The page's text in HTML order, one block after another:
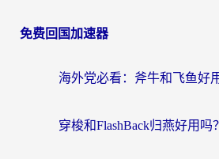
免费回国加速器